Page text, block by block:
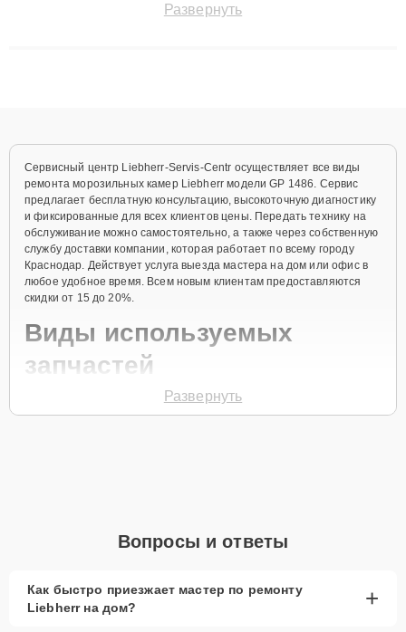
технику с сохранением гарантии до 3 лет. Наши мастера
Развернуть
Сервисный центр Liebherr-Servis-Centr осуществляет все виды
ремонта морозильных камер Liebherr модели GP 1486. Сервис
предлагает бесплатную консультацию, высокоточную диагностику
и фиксированные для всех клиентов цены. Передать технику на
обслуживание можно самостоятельно, а также через собственную
службу доставки компании, которая работает по всему городу
Краснодар. Действует услуга выезда мастера на дом или офис в
любое удобное время. Всем новым клиентам предоставляются
скидки от 15 до 20%.
Виды используемых
запчастей
Для ремонта морозильной камеры модели GP 1486 предлагаются
активное использование устройства дольше
запчастей.
При наличии планов в скором времени заменить
Развернуть
Вопросы и ответы
Как быстро приезжает мастер по ремонту
Liebherr на дом?
+